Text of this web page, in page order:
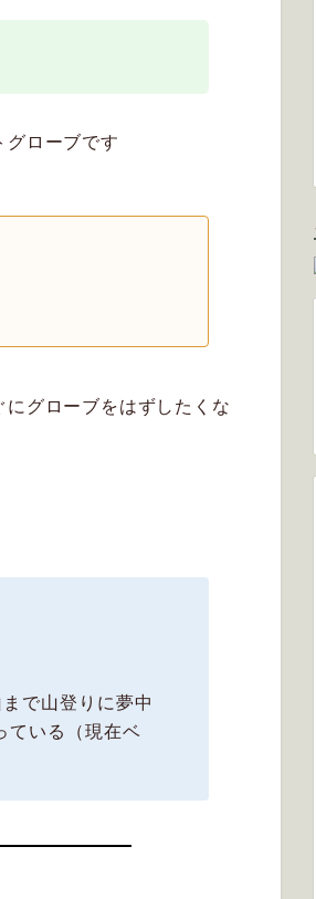
グローブです
グローブをはずしたくな
で山登りに夢中
ている（現在ベ